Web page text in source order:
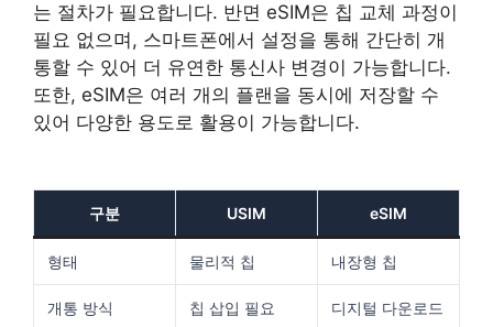
는 절차가 필요합니다. 반면 eSIM은 칩 교체 과정이
필요 없으며, 스마트폰에서 설정을 통해 간단히 개
통할 수 있어 더 유연한 통신사 변경이 가능합니다.
또한, eSIM은 여러 개의 플랜을 동시에 저장할 수
있어 다양한 용도로 활용이 가능합니다.
구분 USIM eSIM
형태 물리적 칩 내장형 칩
개통 방식 칩 삽입 필요 디지털 다운로드